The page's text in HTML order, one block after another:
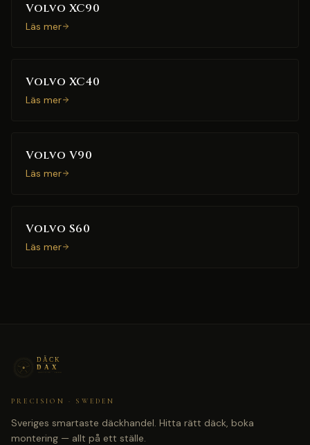
Volvo XC90
Läs mer
Volvo XC40
Läs mer
Volvo V90
Läs mer
Volvo S60
Läs mer
PRECISION · SWEDEN
Sveriges smartaste däckhandel. Hitta rätt däck, boka
montering — allt på ett ställe.